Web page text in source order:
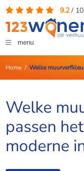
9.2/ 10
menu
Home/ Welke
Welke
passen
moderne